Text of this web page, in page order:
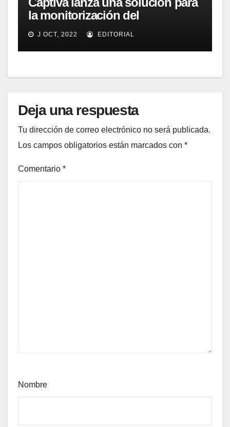
la monitorización del
rendimiento de sistemas de
captura y ECM
J OCT, 2022 EDITORIAL
Deja una respuesta
Tu dirección de correo electrónico no será publicada.
Los campos obligatorios están marcados con *
Comentario *
Nombre